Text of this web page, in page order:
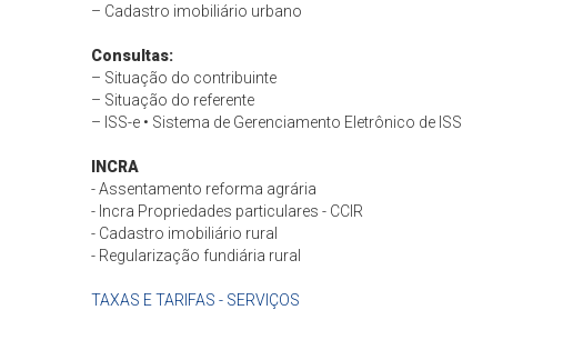
– Cadastro imobiliário urbano
Consultas:
– Situação do contribuinte
– Situação do referente
– ISS-e • Sistema de Gerenciamento Eletrônico de ISS
INCRA
- Assentamento reforma agrária
- ⁠Incra Propriedades particulares - CCIR
- ⁠Cadastro imobiliário rural
- ⁠Regularização fundiária rural
TAXAS E TARIFAS - SERVIÇOS